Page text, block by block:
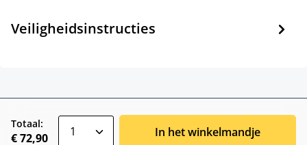
Veiligheidsinstructies
Totaal:
€ 72,90 In het winkelmandje